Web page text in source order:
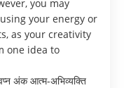
you may
your energy or
as your creativity
one idea to
अंक आत्म-अभिव्यक्ति